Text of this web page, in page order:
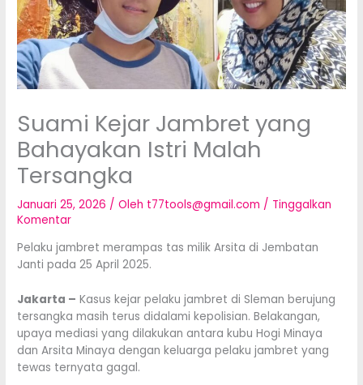
Suami Kejar Jambret yang
Bahayakan Istri Malah
Tersangka
Januari 25, 2026 / Oleh t77tools@gmail.com / Tinggalkan
Komentar
Pelaku jambret merampas tas milik Arsita di Jembatan
Janti pada 25 April 2025.
Jakarta – Kasus kejar pelaku jambret di Sleman berujung
tersangka masih terus didalami kepolisian. Belakangan,
upaya mediasi yang dilakukan antara kubu Hogi Minaya
dan Arsita Minaya dengan keluarga pelaku jambret yang
tewas ternyata gagal.